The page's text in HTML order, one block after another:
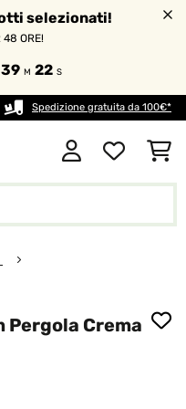
selezionati!
48 ORE!
39 M 22 S
Spedizione gratuita da 100€*
Pergola Crema